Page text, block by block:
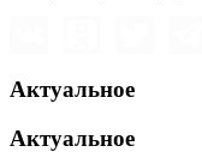
Актуальное
Актуальное